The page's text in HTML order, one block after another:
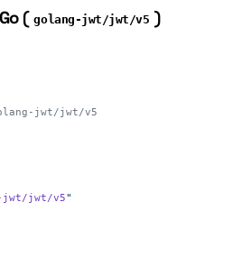
( golang-jwt/jwt/v5 )
jwt/jwt/v5
jwt/jwt/v5"